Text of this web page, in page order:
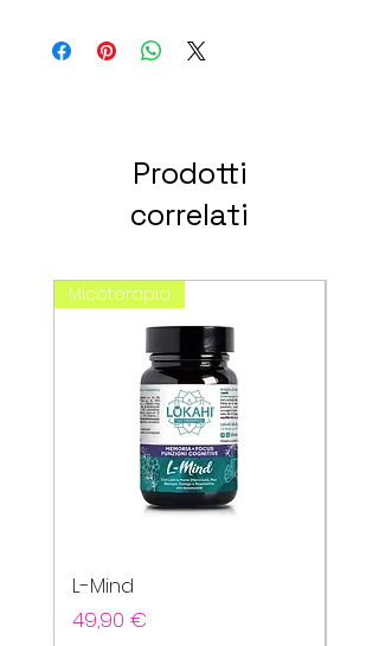
Prodotti
correlati
Micoterapia
L-Mind
Prezzo
49,90 €